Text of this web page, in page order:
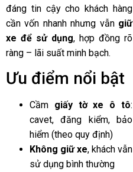
đáng tin cậy cho khách hàng
cần vốn nhanh nhưng vẫn giữ
xe để sử dụng, hợp đồng rõ
ràng – lãi suất minh bạch.
Ưu điểm nổi bật
Cầm giấy tờ xe ô tô:
cavet, đăng kiểm, bảo
hiểm (theo quy định)
Không giữ xe, khách vẫn
sử dụng bình thường